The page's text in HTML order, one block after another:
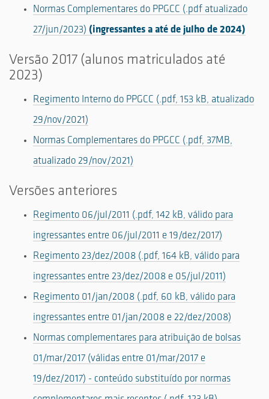
Normas Complementares do PPGCC (.pdf atualizado
27/jun/2023) (ingressantes a até de julho de 2024)
Versão 2017 (alunos matriculados até
2023)
Regimento Interno do PPGCC (.pdf, 153 kB, atualizado
29/nov/2021)
Normas Complementares do PPGCC (.pdf, 37MB,
atualizado 29/nov/2021)
Versões anteriores
Regimento 06/jul/2011 (.pdf, 142 kB, válido para
ingressantes entre 06/jul/2011 e 19/dez/2017)
Regimento 23/dez/2008 (.pdf, 164 kB, válido para
ingressantes entre 23/dez/2008 e 05/jul/2011)
Regimento 01/jan/2008 (.pdf, 60 kB, válido para
ingressantes entre 01/jan/2008 e 22/dez/2008)
Normas complementares para atribuição de bolsas
01/mar/2017 (válidas entre 01/mar/2017 e
19/dez/2017) - conteúdo substituído por normas